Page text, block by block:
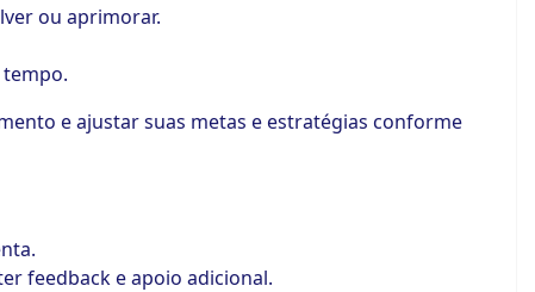
ou aprimorar.
e ajustar suas metas e estratégias conforme
feedback e apoio adicional.